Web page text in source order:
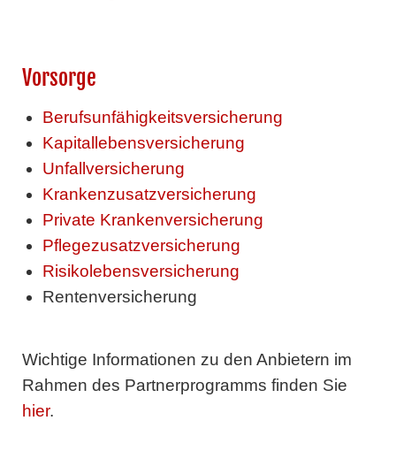
Vorsorge
Berufsunfähigkeitsversicherung
Kapitallebensversicherung
Unfallversicherung
Krankenzusatzversicherung
Private Krankenversicherung
Pflegezusatzversicherung
Risikolebensversicherung
Rentenversicherung
Wichtige Informationen zu den Anbietern im
Rahmen des Partnerprogramms finden Sie
hier.